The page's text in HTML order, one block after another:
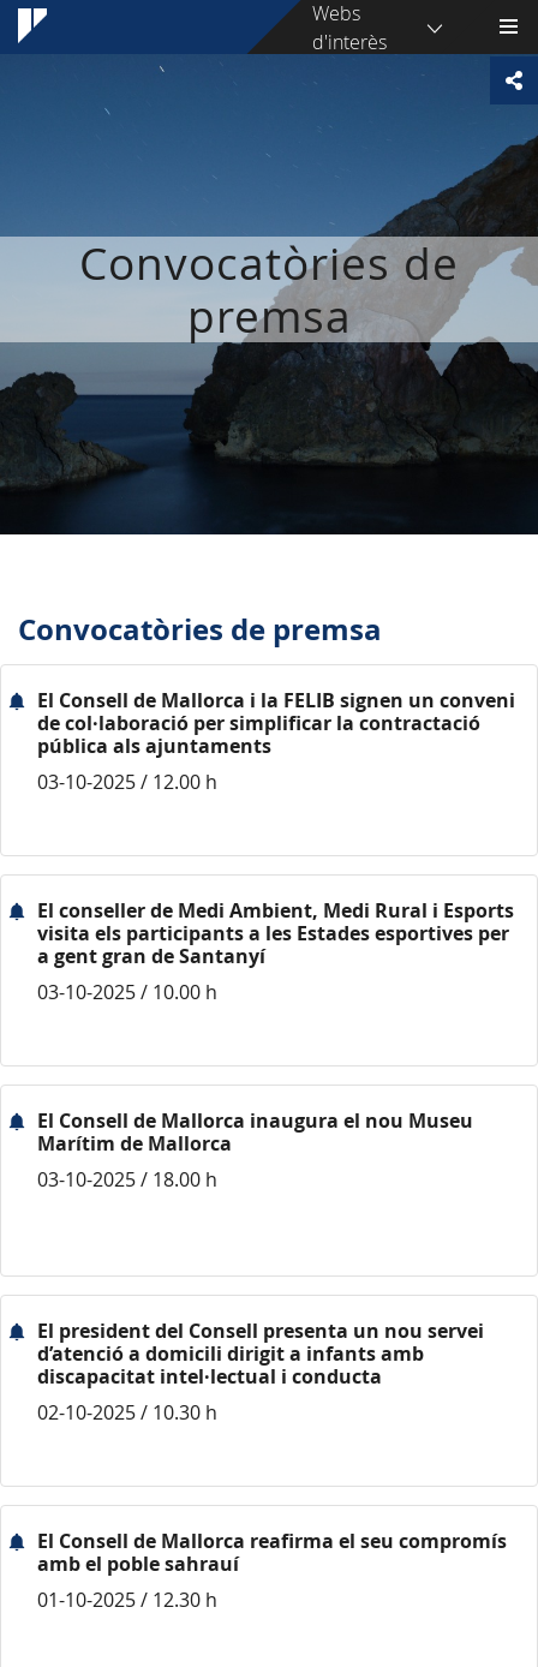
Webs
d'interès
Convocatòries de
premsa
Convocatòries de premsa
El Consell de Mallorca i la FELIB signen un conveni
de col·laboració per simplificar la contractació
pública als ajuntaments
03-10-2025 / 12.00 h
El conseller de Medi Ambient, Medi Rural i Esports
visita els participants a les Estades esportives per
a gent gran de Santanyí
03-10-2025 / 10.00 h
El Consell de Mallorca inaugura el nou Museu
Marítim de Mallorca
03-10-2025 / 18.00 h
El president del Consell presenta un nou servei
d’atenció a domicili dirigit a infants amb
discapacitat intel·lectual i conducta
02-10-2025 / 10.30 h
El Consell de Mallorca reafirma el seu compromís
amb el poble sahrauí
01-10-2025 / 12.30 h